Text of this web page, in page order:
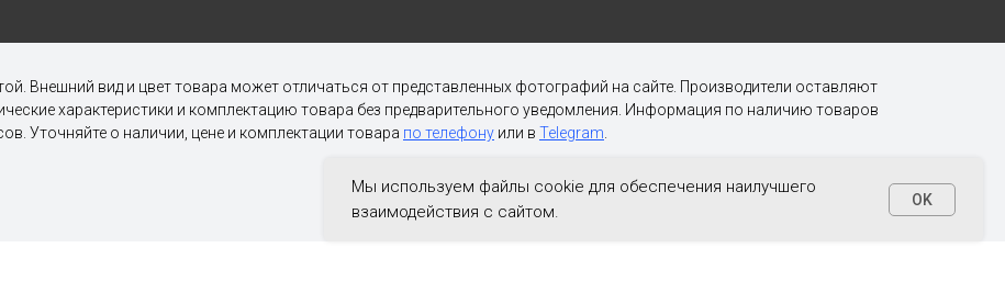
Мы используем файлы cookie для обеспечения наилучшего
взаимодействия с сайтом.
OK
Внешний вид и цвет товара может отличаться от представленных фотографий на сайте. Производители оставляют
характеристики и комплектацию товара без предварительного уведомления. Информация по наличию товаров
Уточняйте о наличии, цене и комплектации товара по телефону или в Telegram